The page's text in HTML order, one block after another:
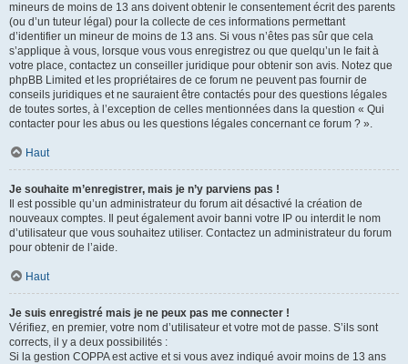
mineurs de moins de 13 ans doivent obtenir le consentement écrit des parents
(ou d’un tuteur légal) pour la collecte de ces informations permettant
d’identifier un mineur de moins de 13 ans. Si vous n’êtes pas sûr que cela
s’applique à vous, lorsque vous vous enregistrez ou que quelqu’un le fait à
votre place, contactez un conseiller juridique pour obtenir son avis. Notez que
phpBB Limited et les propriétaires de ce forum ne peuvent pas fournir de
conseils juridiques et ne sauraient être contactés pour des questions légales
de toutes sortes, à l’exception de celles mentionnées dans la question « Qui
contacter pour les abus ou les questions légales concernant ce forum ? ».
Haut
Je souhaite m’enregistrer, mais je n’y parviens pas !
Il est possible qu’un administrateur du forum ait désactivé la création de
nouveaux comptes. Il peut également avoir banni votre IP ou interdit le nom
d’utilisateur que vous souhaitez utiliser. Contactez un administrateur du forum
pour obtenir de l’aide.
Haut
Je suis enregistré mais je ne peux pas me connecter !
Vérifiez, en premier, votre nom d’utilisateur et votre mot de passe. S’ils sont
corrects, il y a deux possibilités :
Si la gestion COPPA est active et si vous avez indiqué avoir moins de 13 ans